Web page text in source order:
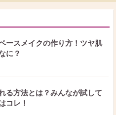
ースメイクの作り方！ツヤ肌
に？
る方法とは？みんなが試して
コレ！